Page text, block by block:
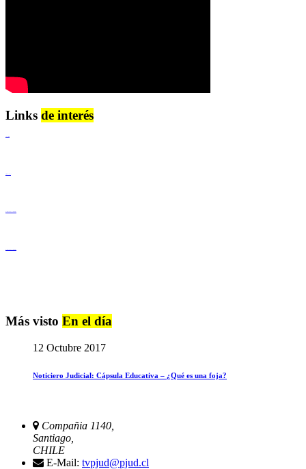
Links de interés
Más visto En el día
12 Octubre 2017
Noticiero Judicial: Cápsula Educativa – ¿Qué es una foja?
Compañia 1140,
Santiago,
CHILE
E-Mail: tvpjud@pjud.cl